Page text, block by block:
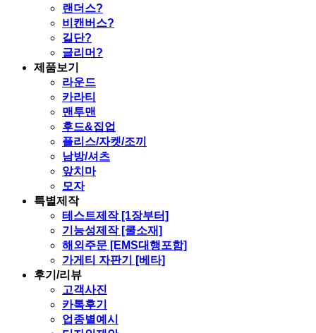
랜더스?
비캔버스?
길단?
글리머?
제품보기
라운드
카라티
맨투맨
후드&집업
플리스/자켓/조끼
남방/셔츠
앞치마
모자
특별제작
테스트제작 [1장부터]
기능성제작 [쿨소재]
해외주문 [EMS대행포함]
가게티 자판기 [베타]
후기/리뷰
고객사진
카톡후기
업종별예시